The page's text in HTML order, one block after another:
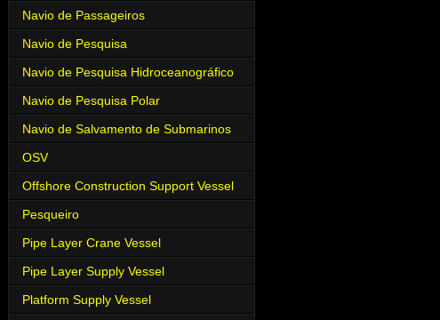
Navio de Passageiros
Navio de Pesquisa
Navio de Pesquisa Hidroceanográfico
Navio de Pesquisa Polar
Navio de Salvamento de Submarinos
OSV
Offshore Construction Support Vessel
Pesqueiro
Pipe Layer Crane Vessel
Pipe Layer Supply Vessel
Platform Supply Vessel